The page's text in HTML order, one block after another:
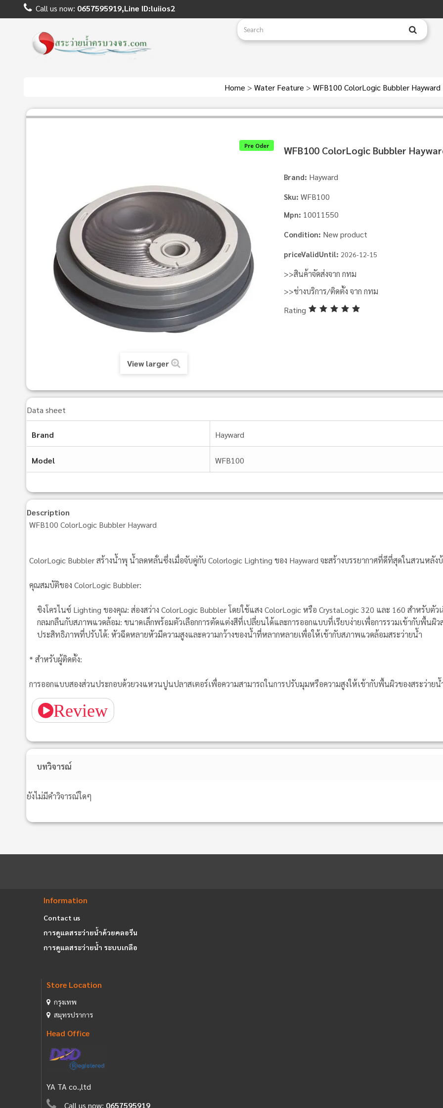
Call us now: 0657595919,Line ID:luiios2
Home > Water Feature > WFB100 ColorLogic Bubbler Hayward
Pre Oder
View larger
WFB100 ColorLogic Bubbler
Brand: Hayward
Sku: WFB100
Mpn: 10011550
Condition: New product
priceValidUntil: 2026-12-15
>>สินค้าจัดส่งจาก กทม
>>ช่างบริการ/ติดตั้ง จาก กทม
Rating
Data sheet
Brand Hayward
Model WFB100
Description
WFB100 ColorLogic Bubbler Hayward
ColorLogic Bubbler สร้างน้ำพุ น้ำลดหลั่นซึ่งเมื่อจับคู่กับ Colorlogic Lighting ของ Hayward จะสร้างบรรยากาศที่ดีที่สุดในสวนหลัง
คุณสมบัติของ ColorLogic Bubbler:
ซิงโครไนซ์ Lighting ของคุณ: ส่องสว่าง ColorLogic Bubbler โดยใช้แสง ColorLogic หรือ CrystaLogic 320 และ 160 สำหรับตัว
กลมกลืนกับสภาพแวดล้อม: ขนาดเล็กพร้อมตัวเลือกการตัดแต่งสีที่เปลี่ยนได้และการออกแบบที่เรียบง่ายเพื่อการรวมเข้ากับพื้นผิว
ประสิทธิภาพที่ปรับได้: หัวฉีดหลายหัวมีความสูงและความกว้างของน้ำที่หลากหลายเพื่อให้เข้ากับสภาพแวดล้อมสระว่ายน้ำ
* สำหรับผู้ติดตั้ง:
การออกแบบสองส่วนประกอบด้วยวงแหวนปูนปลาสเตอร์เพื่อความสามารถในการปรับมุมหรือความสูงให้เข้ากับพื้นผิวของสระว่ายน้
Review
บทวิจารณ์
ยังไม่มีคำวิจารณ์ใดๆ
Information
Contact us
การดูแลสระว่ายน้ำด้วยคลอรีน
การดูแลสระว่ายน้ำ ระบบเกลือ
Store Location
กรุงเทพ
สมุทรปราการ
Head Office
YA TA co.,ltd
Call us now: 0657595919